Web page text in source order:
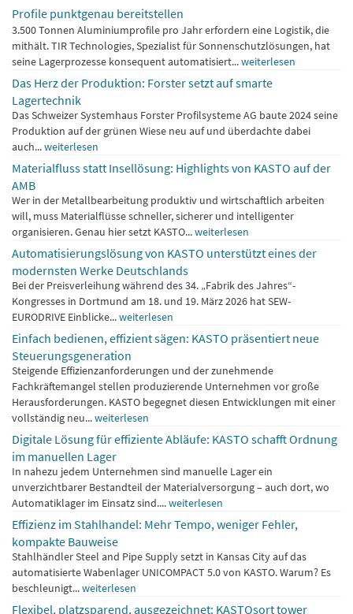
Profile punktgenau bereitstellen
3.500 Tonnen Aluminiumprofile pro Jahr erfordern eine Logistik, die
mithält. TIR Technologies, Spezialist für Sonnenschutzlösungen, hat
seine Lagerprozesse konsequent automatisiert...weiterlesen
Das Herz der Produktion: Forster setzt auf smarte
Lagertechnik
Das Schweizer Systemhaus Forster Profilsysteme AG baute 2024 seine
Produktion auf der grünen Wiese neu auf und überdachte dabei
auch...weiterlesen
Materialfluss statt Insellösung: Highlights von KASTO auf der
AMB
Wer in der Metallbearbeitung produktiv und wirtschaftlich arbeiten
will, muss Materialflüsse schneller, sicherer und intelligenter
organisieren. Genau hier setzt KASTO...weiterlesen
Automatisierungslösung von KASTO unterstützt eines der
modernsten Werke Deutschlands
Bei der Preisverleihung während des 34. „Fabrik des Jahres“-
Kongresses in Dortmund am 18. und 19. März 2026 hat SEW-
EURODRIVE Einblicke...weiterlesen
Einfach bedienen, effizient sägen: KASTO präsentiert neue
Steuerungsgeneration
Steigende Effizienzanforderungen und der zunehmende
Fachkräftemangel stellen produzierende Unternehmen vor große
Herausforderungen. KASTO begegnet diesen Entwicklungen mit einer
vollständig neu...weiterlesen
Digitale Lösung für effiziente Abläufe: KASTO schafft Ordnung
im manuellen Lager
In nahezu jedem Unternehmen sind manuelle Lager ein
unverzichtbarer Bestandteil der Materialversorgung – auch dort, wo
Automatiklager im Einsatz sind....weiterlesen
Effizienz im Stahlhandel: Mehr Tempo, weniger Fehler,
kompakte Bauweise
Stahlhändler Steel and Pipe Supply setzt in Kansas City auf das
automatisierte Wabenlager UNICOMPACT 5.0 von KASTO. Warum? Es
beschleunigt...weiterlesen
Flexibel, platzsparend, ausgezeichnet: KASTOsort tower